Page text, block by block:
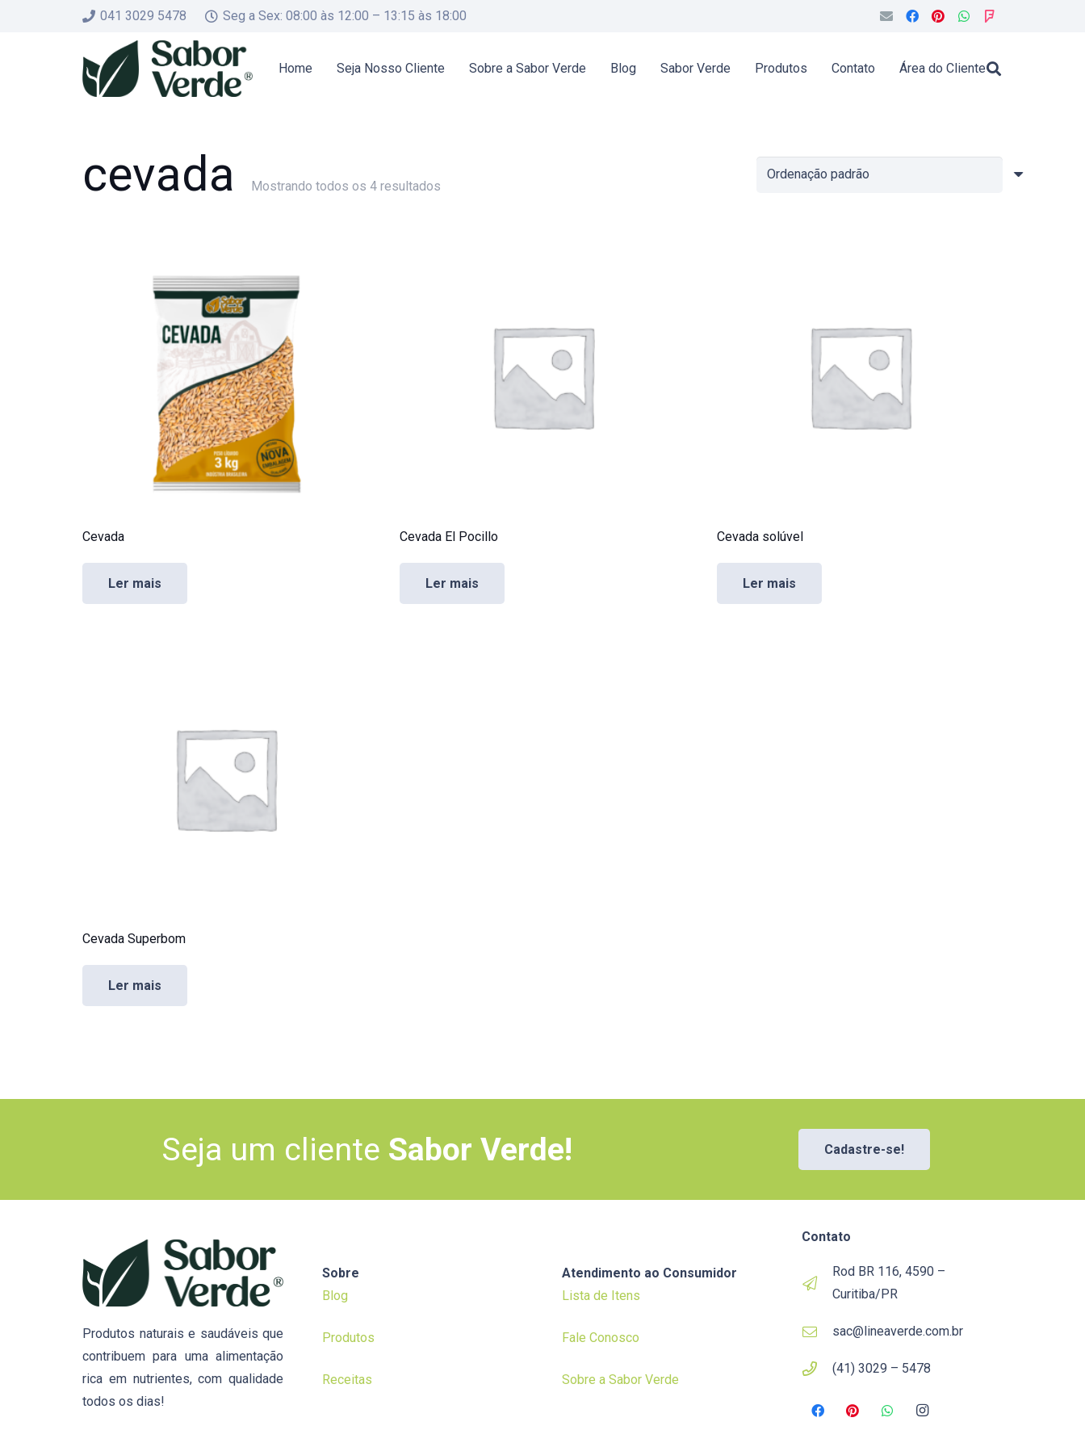
041 3029 5478 Seg a Sex: 08:00 às 12:00 – 13:15 às 18:00
Home Seja Nosso Cliente Sobre a Sabor Verde Blog Sabor Verde Produtos Contato Área do Cliente
cevada Mostrando todos os 4 resultados
Cevada
Ler mais
Cevada El Pocillo
Ler mais
Cevada solúvel
Ler mais
Cevada Superbom
Ler mais
Seja um cliente Sabor Verde! Cadastre-se!
Produtos naturais e saudáveis que
contribuem para uma alimentação
rica em nutrientes, com qualidade
todos os dias!
Sobre
Blog
Produtos
Receitas
Atendimento ao Consumidor
Lista de Itens
Fale Conosco
Sobre a Sabor Verde
Contato
Rod BR 116, 4590 –
Curitiba/PR
sac@lineaverde.com.br
(41) 3029 – 5478